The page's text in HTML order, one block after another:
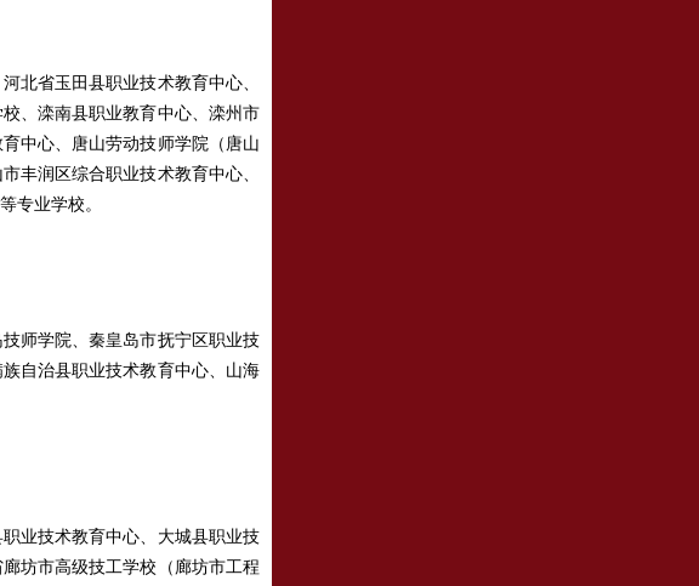
省玉田县职业技术教育中心、
、滦南县职业教育中心、滦州市
中心、唐山劳动技师学院（唐山
丰润区综合职业技术教育中心、
专业学校。
师学院、秦皇岛市抚宁区职业技
自治县职业技术教育中心、山海
业技术教育中心、大城县职业技
坊市高级技工学校（廊坊市工程